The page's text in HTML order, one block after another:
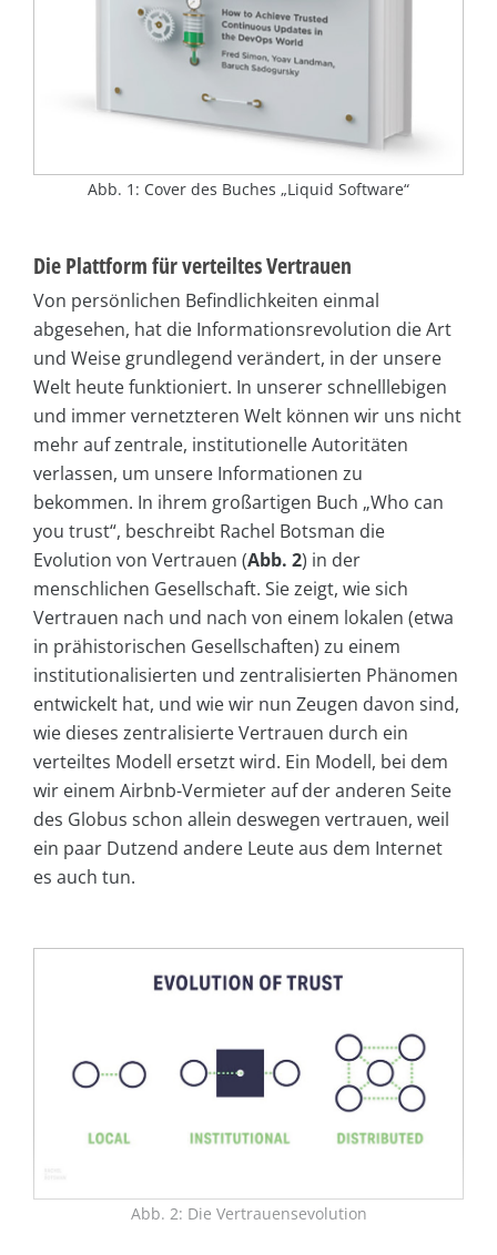
Abb. 1: Cover des Buches „Liquid Software“
Die Plattform für verteiltes Vertrauen
Von persönlichen Befindlichkeiten einmal
abgesehen, hat die Informationsrevolution die Art
und Weise grundlegend verändert, in der unsere
Welt heute funktioniert. In unserer schnelllebigen
und immer vernetzteren Welt können wir uns nicht
mehr auf zentrale, institutionelle Autoritäten
verlassen, um unsere Informationen zu
bekommen. In ihrem großartigen Buch „Who can
you trust“, beschreibt Rachel Botsman die
Evolution von Vertrauen (Abb. 2) in der
menschlichen Gesellschaft. Sie zeigt, wie sich
Vertrauen nach und nach von einem lokalen (etwa
in prähistorischen Gesellschaften) zu einem
institutionalisierten und zentralisierten Phänomen
entwickelt hat, und wie wir nun Zeugen davon sind,
wie dieses zentralisierte Vertrauen durch ein
verteiltes Modell ersetzt wird. Ein Modell, bei dem
wir einem Airbnb-Vermieter auf der anderen Seite
des Globus schon allein deswegen vertrauen, weil
ein paar Dutzend andere Leute aus dem Internet
es auch tun.
Abb. 2: Die Vertrauensevolution